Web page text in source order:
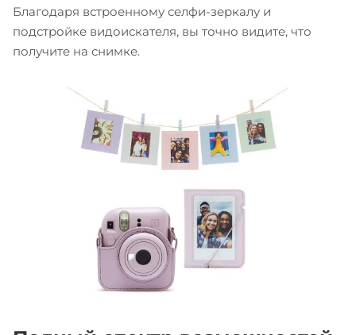
Благодаря встроенному селфи-зеркалу и
подстройке видоискателя, вы точно видите, что
получите на снимке.